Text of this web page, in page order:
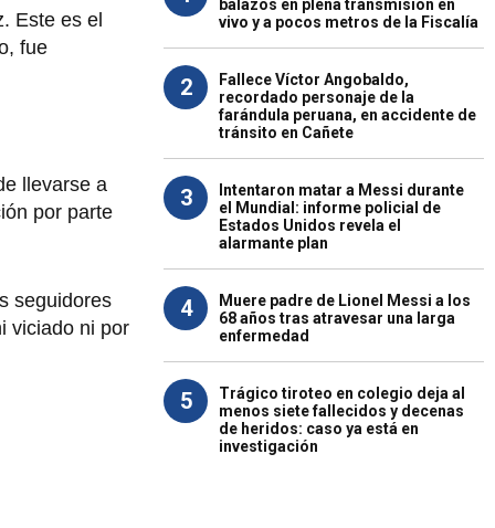
Este es el
fue
llevarse a
por parte
seguidores
viciado ni por
balazos en plena transmisión en
vivo y a pocos metros de la Fiscalía
2
Fallece Víctor Angobaldo,
recordado personaje de la
farándula peruana, en accidente de
tránsito en Cañete
3
Intentaron matar a Messi durante
el Mundial: informe policial de
Estados Unidos revela el
alarmante plan
4
Muere padre de Lionel Messi a los
68 años tras atravesar una larga
enfermedad
5
Trágico tiroteo en colegio deja al
menos siete fallecidos y decenas
de heridos: caso ya está en
investigación